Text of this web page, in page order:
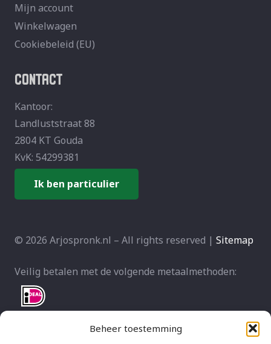
Beheer toestemming
Mijn account
Winkelwagen
Cookiebeleid (EU)
CONTACT
Kantoor:
Landluststraat 88
2804 KT Gouda
KvK: 54299381
Ik ben particulier
© 2026 Arjospronk.nl – All rights reserved | Sitemap
Veilig betalen met de volgende metaalmethoden: